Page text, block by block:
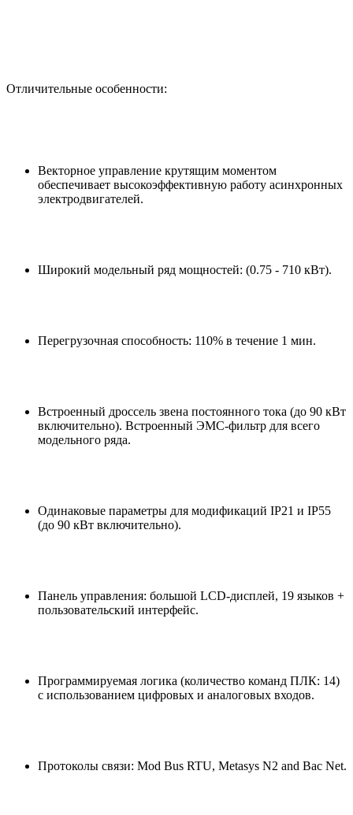
Отличительные особенности:
Векторное управление крутящим моментом
обеспечивает высокоэффективную работу асинхронных
электродвигателей.
Широкий модельный ряд мощностей: (0.75 - 710 кВт).
Перегрузочная способность: 110% в течение 1 мин.
Встроенный дроссель звена постоянного тока (до 90 кВт
включительно). Встроенный ЭМС-фильтр для всего
модельного ряда.
Одинаковые параметры для модификаций IP21 и IP55
(до 90 кВт включительно).
Панель управления: большой LCD-дисплей, 19 языков +
пользовательский интерфейс.
Программируемая логика (количество команд ПЛК: 14)
с использованием цифровых и аналоговых входов.
Протоколы связи: Mod Bus RTU, Metasys N2 and Bac Net.